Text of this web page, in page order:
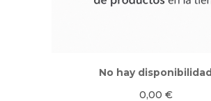
No hay disponibilidad
0,00 €